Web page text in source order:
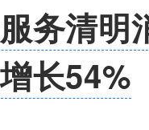
务清明
长54%